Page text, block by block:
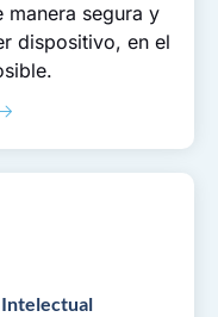
manera segura y
dispositivo, en el
Intelectual